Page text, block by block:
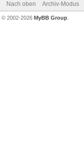
Nach oben Archiv-Modus
, © 2002-2026 MyBB Group